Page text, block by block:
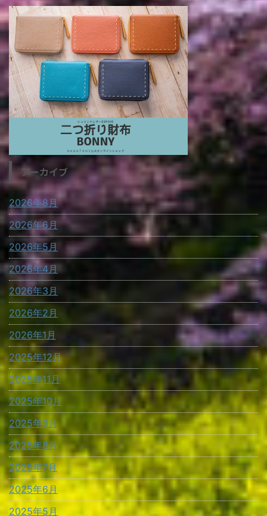
アーカイブ
2026年8月
2026年6月
2026年5月
2026年4月
2026年3月
2026年2月
2026年1月
2025年12月
2025年11月
2025年10月
2025年9月
2025年8月
2025年7月
2025年6月
2025年5月